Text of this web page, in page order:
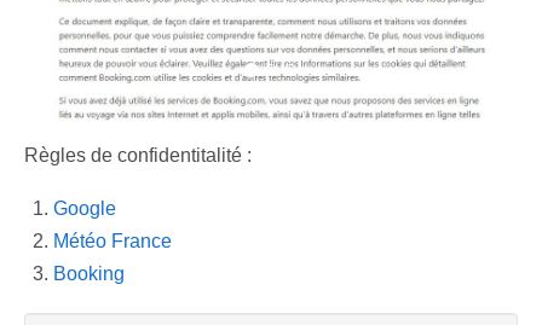
Règles de confidentitalité :
Google
Météo France
Booking